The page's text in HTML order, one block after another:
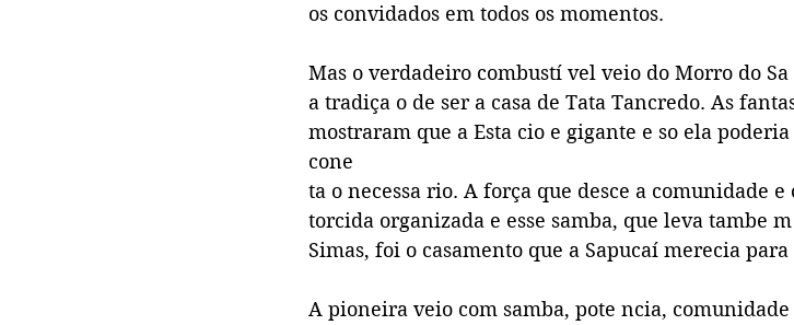
os convidados em todos os momentos.
Mas o verdadeiro combustí vel veio do Morro do
a tradiça o de ser a casa de Tata Tancredo. As
mostraram que a Esta cio e gigante e so ela
cone
ta o necessa rio. A força que desce a comunidade
torcida organizada e esse samba, que leva tambe
Simas, foi o casamento que a Sapucaí merecia para
A pioneira veio com samba, pote ncia,